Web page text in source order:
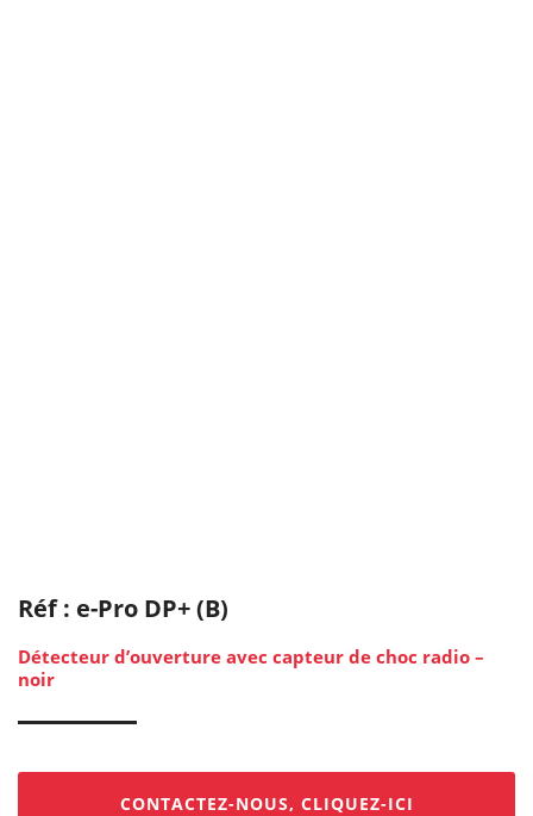
Réf : e-Pro DP+ (B)
Détecteur d’ouverture avec capteur de choc radio –
noir
CONTACTEZ-NOUS, CLIQUEZ-ICI